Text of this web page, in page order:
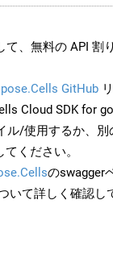
て、無料の API 割
GitHub
Cloud SDK for
ル/使用するか、
ください。
のswagger
いて詳しく確認し